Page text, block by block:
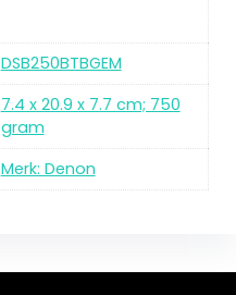
DSB250BTBGEM
7.4 x 20.9 x 7.7 cm; 750
gram
Merk: Denon